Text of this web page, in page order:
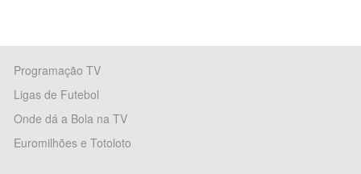
Programação TV
Ligas de Futebol
Onde dá a Bola na TV
Euromilhões e Totoloto